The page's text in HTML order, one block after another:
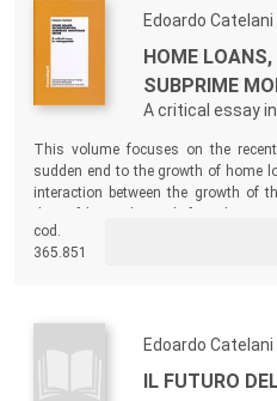
Edoardo Catelani
HOME
SUBPRIME
A critical essay
This volume focuses on the
sudden end to the growth of home
interaction between the growth of
estate and the reduction of home
financial tsunami.
cod.
365.851
Edoardo Catelani
IL FUTURO